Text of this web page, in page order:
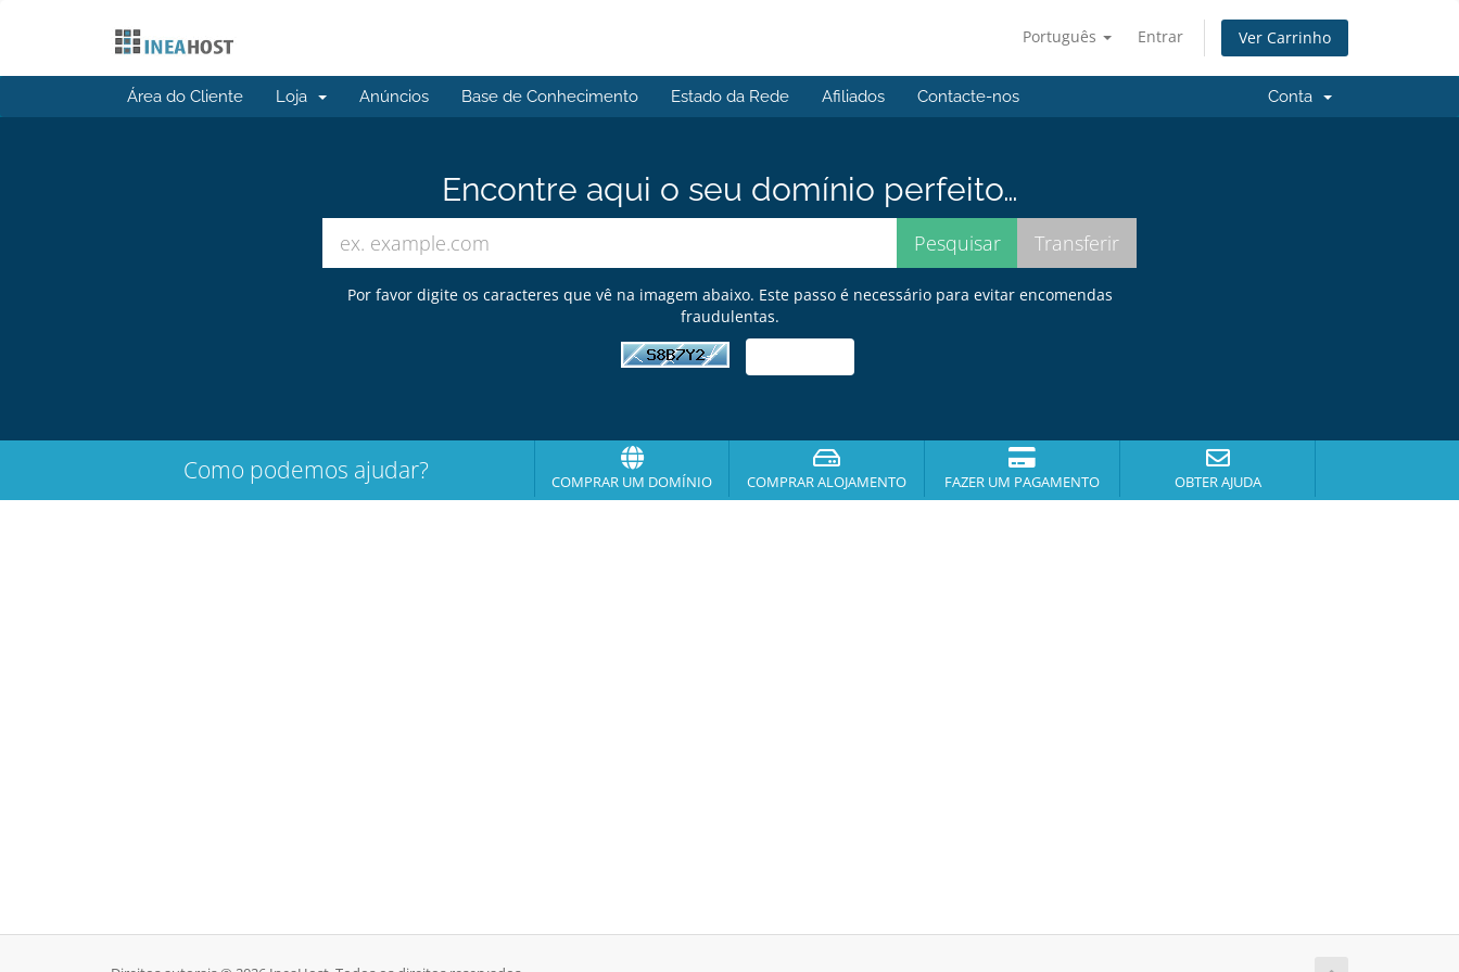
Português Entrar Ver Carrinho
Área do Cliente Loja Anúncios Base de Conhecimento Estado da Rede Afiliados Contacte-nos Conta
Encontre aqui o seu domínio perfeito…
Por favor digite os caracteres que vê na imagem abaixo. Este passo é necessário para evitar encomendas
fraudulentas.
Como podemos ajudar? COMPRAR UM DOMÍNIO COMPRAR ALOJAMENTO FAZER UM PAGAMENTO OBTER AJUDA